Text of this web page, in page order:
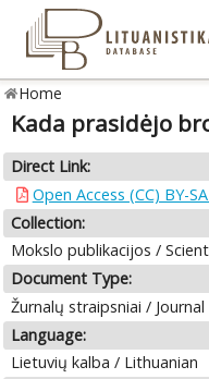
Home
Kada prasidėjo
Direct Link:
Open Access (CC) BY-
Collection:
Mokslo publikacijos /
Document Type:
Žurnalų straipsniai /
Language:
Lietuvių kalba / Lithuanian